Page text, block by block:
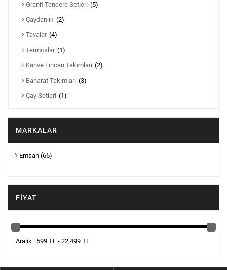
Granit Tencere Setleri (5)
Çaydanlık (2)
Tavalar (4)
Termoslar (1)
Kahve Fincan Takımları (2)
Baharat Takımları (3)
Çay Setleri (1)
MARKALAR
Emsan (65)
FIYAT
Aralık : 599 TL - 22,499 TL